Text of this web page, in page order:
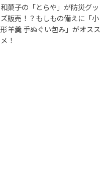
和菓子の「とらや」が防災グッ
ズ販売！？もしもの備えに「小
形羊羹 手ぬぐい包み」がオスス
メ！